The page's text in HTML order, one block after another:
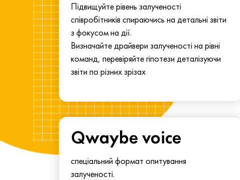
Підвищуйте рівень залученості
співробітників спираючись на детальні звіти
з фокусом на дії.
Визначайте драйвери залученості на рівні
команд, перевіряйте гіпотези деталізуючи
звіти по різних зрізах
Qwaybe voice
спеціальний формат опитування
залученості.